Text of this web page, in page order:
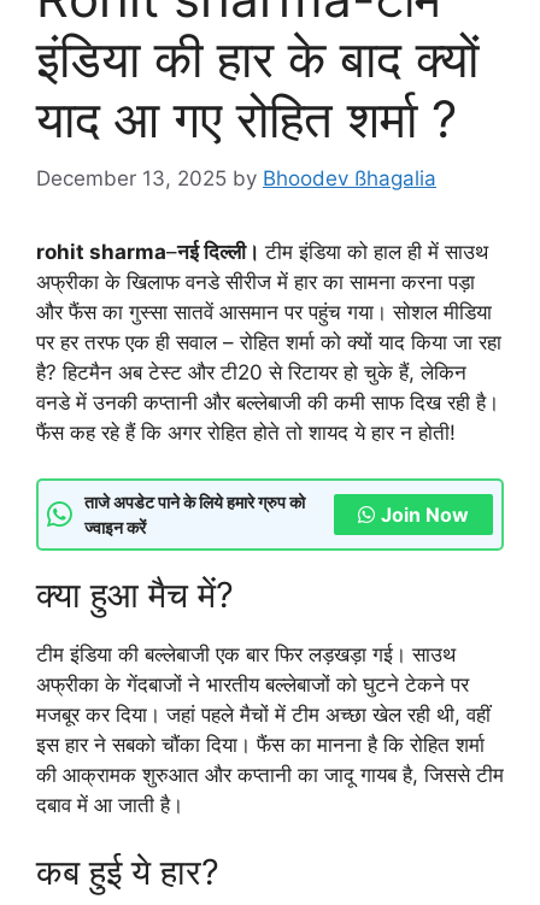
इंडिया की हार के बाद क्यों
याद आ गए रोहित शर्मा ?
December 13, 2025 by Bhoodev ßhagalia
rohit sharma–नई दिल्ली। टीम इंडिया को हाल ही में साउथ
अफ्रीका के खिलाफ वनडे सीरीज में हार का सामना करना पड़ा
और फैंस का गुस्सा सातवें आसमान पर पहुंच गया। सोशल मीडिया
पर हर तरफ एक ही सवाल – रोहित शर्मा को क्यों याद किया जा रहा
है? हिटमैन अब टेस्ट और टी20 से रिटायर हो चुके हैं, लेकिन
वनडे में उनकी कप्तानी और बल्लेबाजी की कमी साफ दिख रही है।
फैंस कह रहे हैं कि अगर रोहित होते तो शायद ये हार न होती!
ताजे अपडेट पाने के लिये हमारे ग्रुप को
ज्वाइन करें
Join Now
क्या हुआ मैच में?
टीम इंडिया की बल्लेबाजी एक बार फिर लड़खड़ा गई। साउथ
अफ्रीका के गेंदबाजों ने भारतीय बल्लेबाजों को घुटने टेकने पर
मजबूर कर दिया। जहां पहले मैचों में टीम अच्छा खेल रही थी, वहीं
इस हार ने सबको चौंका दिया। फैंस का मानना है कि रोहित शर्मा
की आक्रामक शुरुआत और कप्तानी का जादू गायब है, जिससे टीम
दबाव में आ जाती है।
कब हुई ये हार?